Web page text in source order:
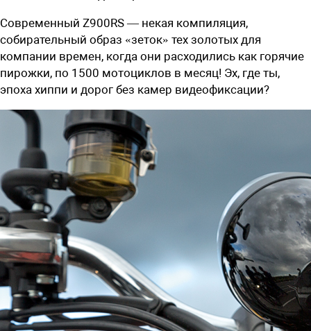
Современный Z900RS — некая компиляция,
собирательный образ «зеток» тех золотых для
компании времен, когда они расходились как горячие
пирожки, по 1500 мотоциклов в месяц! Эх, где ты,
эпоха хиппи и дорог без камер видеофиксации?